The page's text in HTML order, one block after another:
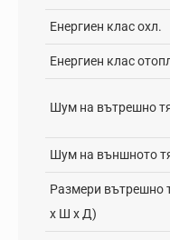
Енергиен клас охл.
Енергиен клас
Шум на вътрешно
Шум на външното
Размери вътрешно
х Ш х Д)